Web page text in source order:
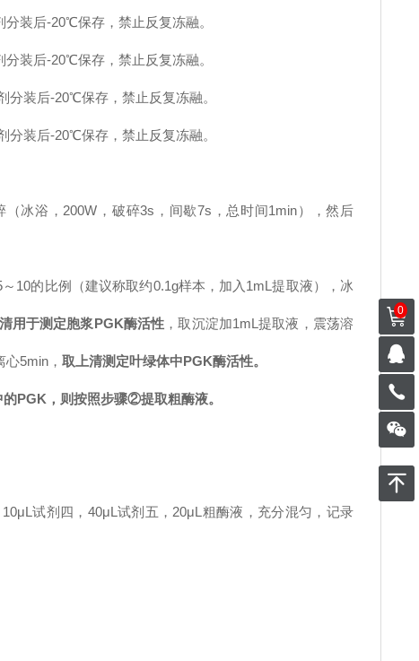
装后-20℃保存，禁止反复冻融。
装后-20℃保存，禁止反复冻融。
装后-20℃保存，禁止反复冻融。
装后-20℃保存，禁止反复冻融。
冰浴，200W，破碎3s，间歇7s，总时间1min），然后
10的比例（建议称取约0.1g样本，加入1mL提取液），冰
用于测定胞浆PGK酶活性 ，取沉淀加1mL提取液，震荡溶
5min， 取上清测定叶绿体中PGK酶活性。
PGK，则按照步骤②提取粗酶液。
试剂四，40μL试剂五，20μL粗酶液，充分混匀，记录
0